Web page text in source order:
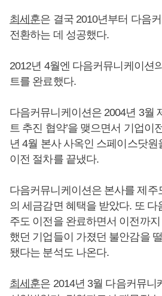
최세훈은 결국 2010년부터 다음
전환하는 데 성공했다.
2012년 4월엔 다음커뮤니케이션
트를 완료했다.
다음커뮤니케이션은 2004년 3월
트 추진 협약’을 맺으면서 기업이
년 4월 본사 사옥인 스페이스닷
이전 절차를 끝냈다.
다음커뮤니케이션은 본사를 제주
의 세금감면 혜택을 받았다. 또 다
주도 이전을 완료하면서 이전까
했던 기업들이 가졌던 불안감을
됐다는 분석도 나온다.
최세훈은 2014년 3월 다음커뮤니